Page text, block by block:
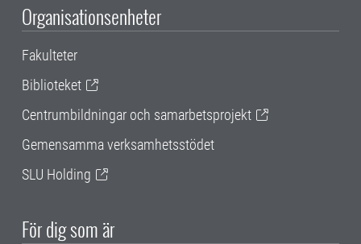
Organisationsenheter
Fakulteter
Biblioteket
Centrumbildningar och samarbetsprojekt
Gemensamma verksamhetsstödet
SLU Holding
För dig som är